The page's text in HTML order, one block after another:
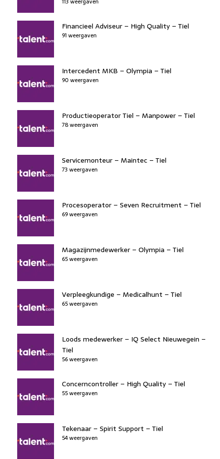
Financieel Adviseur – High Quality – Tiel
91 weergaven
Intercedent MKB – Olympia – Tiel
90 weergaven
Productieoperator Tiel – Manpower – Tiel
78 weergaven
Servicemonteur – Maintec – Tiel
73 weergaven
Procesoperator – Seven Recruitment – Tiel
69 weergaven
Magazijnmedewerker – Olympia – Tiel
65 weergaven
Verpleegkundige – Medicalhunt – Tiel
65 weergaven
Loods medewerker – IQ Select Nieuwegein –
Tiel
56 weergaven
Concerncontroller – High Quality – Tiel
55 weergaven
Tekenaar – Spirit Support – Tiel
54 weergaven